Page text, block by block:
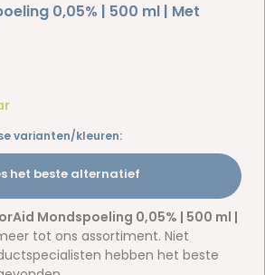
0,05% | 500 ml | Met
varianten/kleuren:
het beste alternatief
Mondspoeling 0,05% | 500 ml |
tot ons assortiment. Niet
hebben het beste